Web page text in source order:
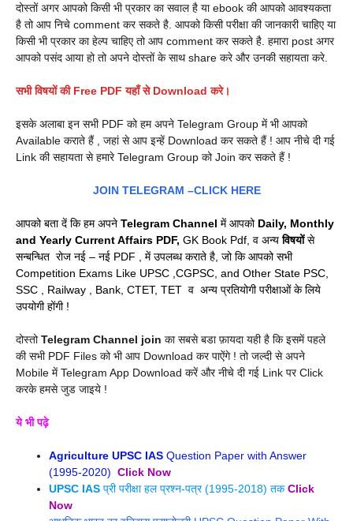
दोस्तों अगर आपको किसी भी प्रकार का सवाल है या ebook की आपको आवश्यकता
है तो आप निचे comment कर सकते है. आपको किसी परीक्षा की जानकारी चाहिए या
किसी भी प्रकार का हेल्प चाहिए तो आप comment कर सकते है. हमारा post अगर
आपको पसंद आया हो तो अपने दोस्तों के साथ share करे और उनकी सहायता करे.
सभी विषयों की Free PDF यहाँ से Download करे।
इसके अलाबा इन सभी PDF को हम अपने Telegram Group में भी आपको
Available कराते हैं , जहां से आप इन्हें Download कर सकते हैं ! आप नीचे दी गई
Link की सहायता से हमारे Telegram Group को Join कर सकते हैं !
JOIN TELEGRAM –CLICK HERE
आपको बता दें कि हम अपने Telegram Channel में आपको Daily, Monthly
and Yearly Current Affairs PDF, GK Book Pdf, व अन्यविषयोंसे
सन्बन्धित रोज नई – नई PDF , में उपलब्ध कराते है, जो कि आपको सभी
Competition Exams Like UPSC ,CGPSC, and Other State PSC,
SSC , Railway , Bank, CTET, TET व अन्य प्रतियोगी परीक्षाओं के लिये
उपयोगी होंगी !
दोस्तोTelegram Channel join का सबसे बडा फ़ायदा यही है कि इसमें पहले
की सभी PDF Files को भी आप Download कर पाऐंगे ! तो जल्दी से अपने
Mobile में Telegram App Download करें और नीचे दी गई Link पर Click
करके हमसे जुड जाइये !
ये भी पढ़े
Agriculture UPSC IAS Question Paper with Answer
(1995-2020) Click Now
UPSC IAS प्री परीक्षा हल प्रश्न-पत्र (1995-2018) तक Click
Now